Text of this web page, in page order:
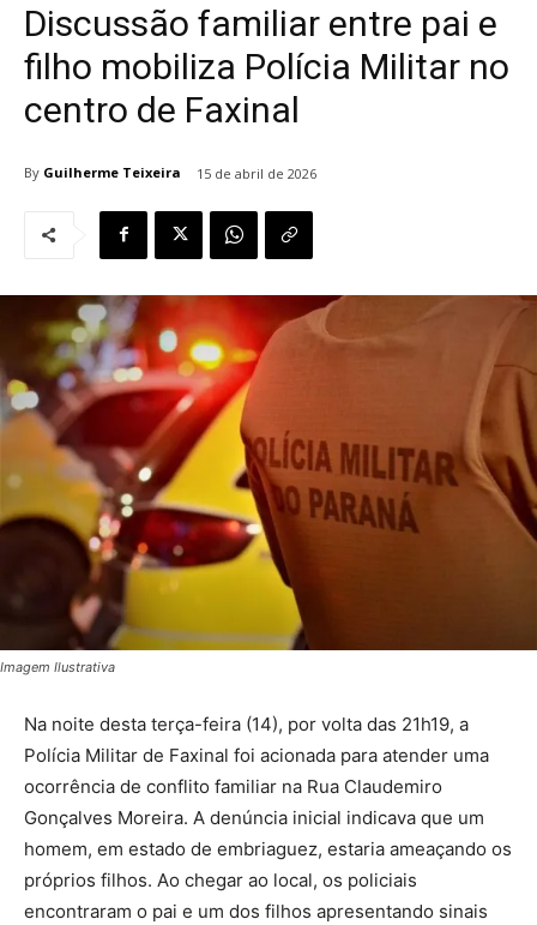
Discussão familiar entre pai e
filho mobiliza Polícia Militar no
centro de Faxinal
By Guilherme Teixeira 15 de abril de 2026
Imagem Ilustrativa
Na noite desta terça-feira (14), por volta das 21h19, a
Polícia Militar de Faxinal foi acionada para atender uma
ocorrência de conflito familiar na Rua Claudemiro
Gonçalves Moreira. A denúncia inicial indicava que um
homem, em estado de embriaguez, estaria ameaçando os
próprios filhos. Ao chegar ao local, os policiais
encontraram o pai e um dos filhos apresentando sinais